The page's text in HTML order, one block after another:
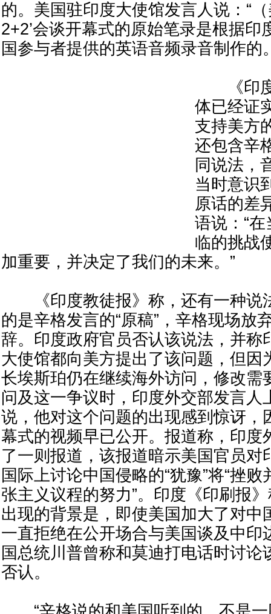
的。美国驻印度大使馆发言人说：“（
2+2’会谈开幕式的原始笔录是根据印
国参与者提供的英语音频录音制作的
《印度
体已经证
支持美方
还包含辛
同说法，
当时意识
原话的差
语说：“
临的挑战
加重要，并决定了我们的未来。”
《印度教徒报》称，还有一种说
的是辛格发言的“原稿”，辛格现场放
辞。印度政府官员否认该说法，并称
大使馆都向美方提出了该问题，但因
长埃斯珀仍在继续海外访问，修改需
问及这一争议时，印度外交部发言人
说，他对这个问题的出现感到惊讶，
幕式的视频早已公开。报道称，印度
了一则报道，该报道暗示美国官员对
国际上讨论中国侵略的“犹豫”将“挫
张主义议程的努力”。印度《印刷报
出现的背景是，即使美国加大了对中
一直拒绝在公开场合与美国谈及中印
国总统川普曾称和莫迪打电话时讨论
否认。